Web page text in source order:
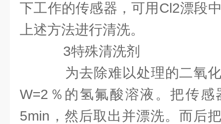
下工作的传感器，可用Cl2漂段
上述方法进行清洗。
3特殊清洗剂
为去除难以处理的二氧
W=2％的氢氟酸溶液。把传
5min，然后取出并漂洗。而后